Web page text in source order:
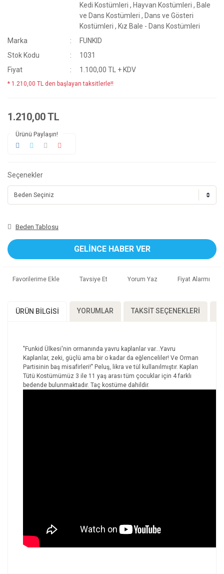
Kedi Kostümleri , Hayvan Kostümleri , Bale
ve Dans Kostümleri , Dans ve Gösteri
Kostümleri , Kız Bale - Dans Kostümleri
Marka
FUNKID
Stok Kodu
1031
Fiyat
1.100,00 TL + KDV
* 1.210,00 TL den başlayan taksitlerle!!
1.210,00 TL
Ürünü Paylaşın!
Seçenekler
Beden Tablosu
GELİNCE HABER VER
Tavsiye Et Yorum Yaz Fiyat Alarmı
ÜRÜN BILGISI YORUMLAR TAKSIT SEÇENEKLERI
"Funkid Ülkesi'nin ormanında yavru kaplanlar var...Yavru
Kaplanlar, zeki, güçlü ama bir o kadar da eğlenceliler! Ve Orman
Partisinin baş misafirleri!" Peluş, likra ve tül kullanılmıştır. Kaplan
Tütü Kostümümüz 3 ile 11 yaş arası tüm çocuklar için 4 farklı
bedende bulunmaktadır. Taç kostüme dahildir.